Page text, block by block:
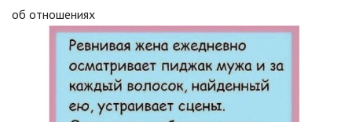
об отношениях